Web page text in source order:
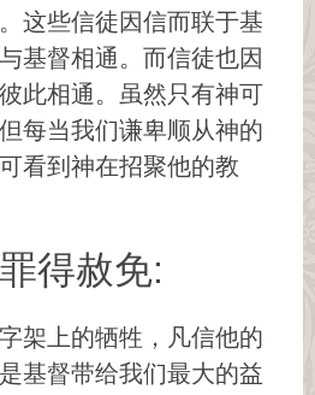
这些信徒因信而联于基
基督相通。而信徒也因
此相通。虽然只有神可
每当我们谦卑顺从神的
看到神在招聚他的教
得赦免:
架上的牺牲，凡信他的
基督带给我们最大的益